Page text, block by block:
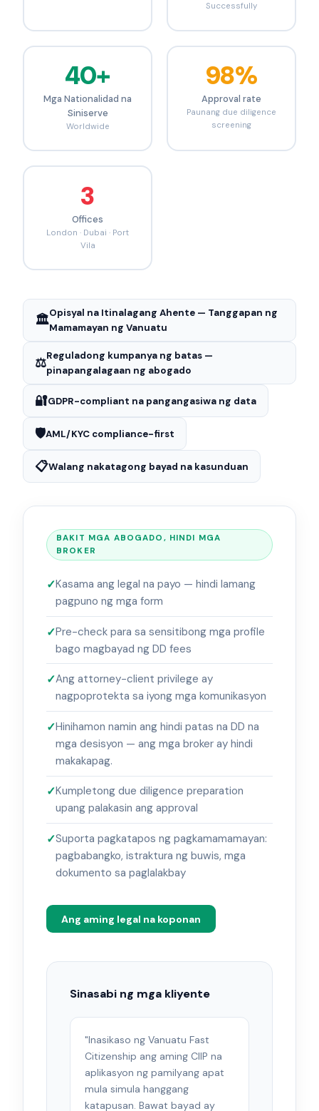
Successfully
40+
Mga Nationalidad na
Siniserve
Worldwide
98%
Approval rate
Paunang due diligence
screening
3
Offices
London · Dubai · Port
Vila
🏛️Opisyal na Itinalagang Ahente — Tanggapan ng
Mamamayan ng Vanuatu
⚖️Reguladong kumpanya ng batas —
pinapangalagaan ng abogado
🔐GDPR-compliant na pangangasiwa ng data
🛡️AML/KYC compliance-first
📋Walang nakatagong bayad na kasunduan
BAKIT MGA ABOGADO, HINDI MGA
BROKER
Kasama ang legal na payo — hindi lamang
pagpuno ng mga form
Pre-check para sa sensitibong mga profile
bago magbayad ng DD fees
Ang attorney-client privilege ay
nagpoprotekta sa iyong mga komunikasyon
Hinihamon namin ang hindi patas na DD na
mga desisyon — ang mga broker ay hindi
makakapag.
Kumpletong due diligence preparation
upang palakasin ang approval
Suporta pagkatapos ng pagkamamamayan:
pagbabangko, istraktura ng buwis, mga
dokumento sa paglalakbay
Ang aming legal na koponan
Sinasabi ng mga kliyente
"Inasikaso ng Vanuatu Fast
Citizenship ang aming CIIP na
aplikasyon ng pamilyang apat
mula simula hanggang
katapusan. Bawat bayad ay